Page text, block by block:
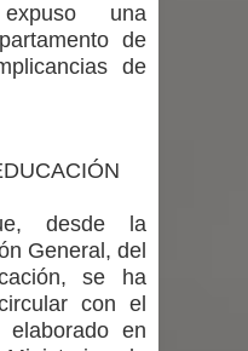
escolar
una
de
de
desde la
General, del
se ha
con el
elaborado en